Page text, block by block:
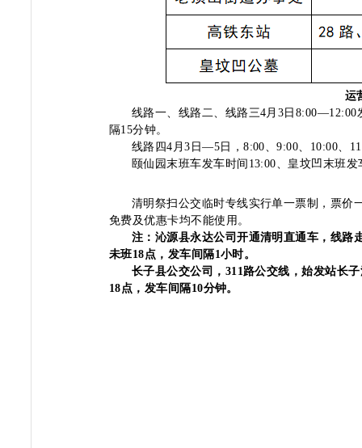
运
线路一、线路二、线路三4 月 3日 8:00—12:00
隔15分钟。
线路四4 月3 日—5日，8:00 、9:00 10:00
颐仙园末班车发车时间 13:00 、皇坟凹末班
清明祭扫公交临时专线实行单一票制 ，票价
免费及优惠卡均不能使用。
注：沁源县永达公司开通清明直通车，线
未班18 点，发车间隔1小时。
长子县公交公司 ， 311 路公交线，始发站长
18 点，发车间隔10分钟。